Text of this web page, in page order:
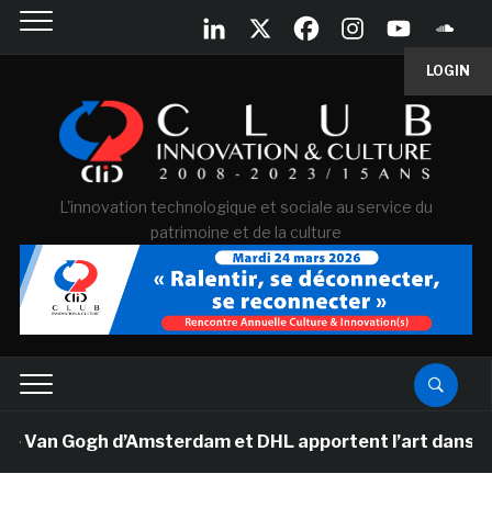
LOGIN
L'innovation technologique et sociale au service du
patrimoine et de la culture
Van Gogh d’Amsterdam et DHL apportent l’art dans